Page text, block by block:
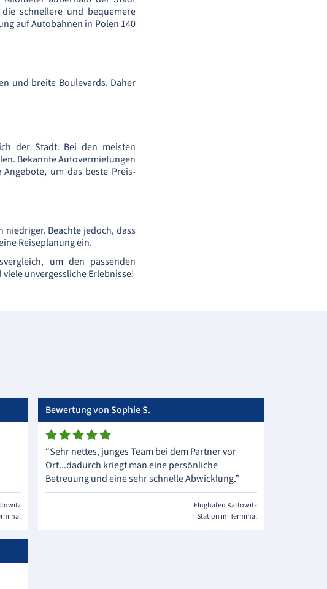
schnellere und bequemere
auf Autobahnen in Polen 140
und breite Boulevards. Daher
der Stadt. Bei den meisten
Bekannte Autovermietungen
um das beste Preis-
Beachte jedoch, dass
Reiseplanung ein.
um den passenden
unvergessliche Erlebnisse!
Bewertung von Sophie S.
“Sehr nettes, junges Team bei dem Partner vor
Ort...dadurch kriegt man eine persönliche
Betreuung und eine sehr schnelle Abwicklung.”
Flughafen Kattowitz
Station im Terminal